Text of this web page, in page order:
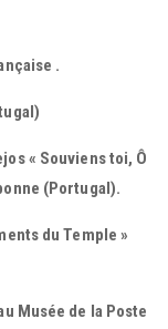
.
« Souviens toi, Ô
(Portugal).
du Temple »
Musée de la Poste